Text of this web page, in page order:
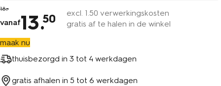
18
vanaf13.50 excl. 1.50 verwerkingskosten
gratis af te halen in de winkel
maak nu
thuisbezorgd in 3 tot 4 werkdagen
gratis afhalen in 5 tot 6 werkdagen